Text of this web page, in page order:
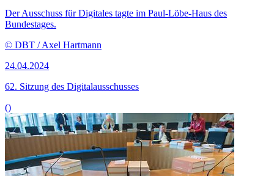
Der Ausschuss für Digitales tagte im Paul-Löbe-Haus des
Bundestages.
© DBT / Axel Hartmann
24.04.2024
62. Sitzung des Digitalausschusses
()